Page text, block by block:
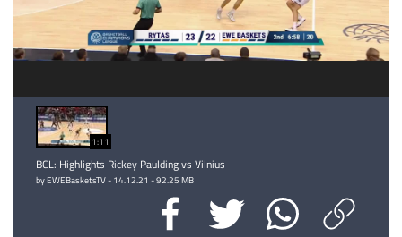
abspielen
1:11
BCL: Highlights Rickey Paulding vs Vilnius
by EWEBasketsTV - 14.12.21 - 92.25 MB